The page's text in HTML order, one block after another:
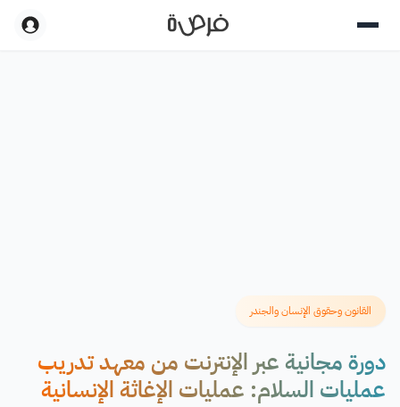
القانون وحقوق الإنسان والجندر
دورة مجانية عبر الإنترنت من معهد تدريب
عمليات السلام: عمليات الإغاثة الإنسانية